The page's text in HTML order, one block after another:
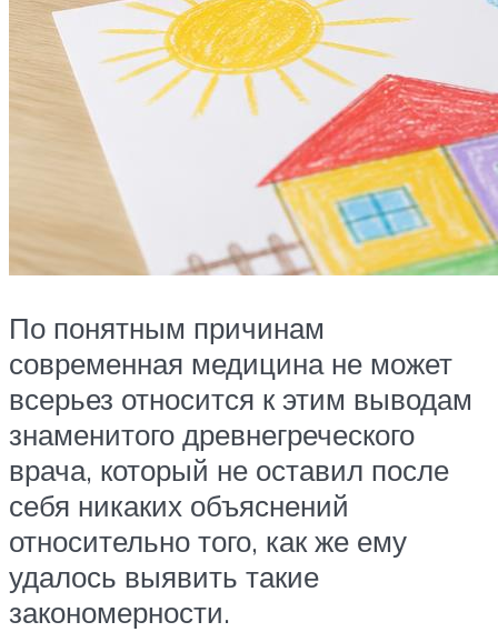
По понятным причинам
современная медицина не может
всерьез относится к этим выводам
знаменитого древнегреческого
врача, который не оставил после
себя никаких объяснений
относительно того, как же ему
удалось выявить такие
закономерности.